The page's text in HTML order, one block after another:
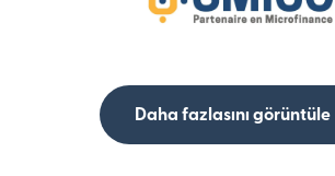
Daha fazlasını görüntüle